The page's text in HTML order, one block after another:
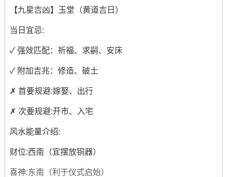
【九星吉凶】玉堂（黄道吉日）
当日宜忌:
✓ 强效匹配：祈福、求嗣、安床
✓ 附加吉兆：修造、破土
✗ 首要规避:嫁娶、出行
✗ 次要规避:开市、入宅
风水能量介绍:
财位:西南（宜摆放铜器）
喜神:东南（利于仪式启始）